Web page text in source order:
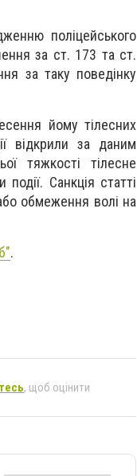
поліцейського
за ст. 173 та ст.
за таку поведінку
йому тілесних
відкрили за даним
тяжкості тілесне
Санкція статті
обмеження волі на
.
, щоб оцінити